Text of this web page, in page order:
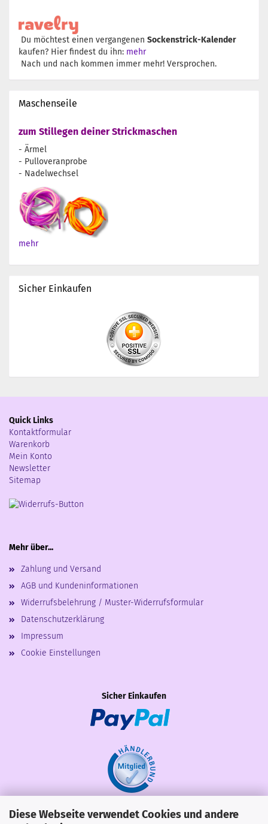
Diese Webseite verwendet Cookies und andere
Du möchtest einen vergangenen Sockenstrick-Kalender
kaufen? Hier findest du ihn: mehr
Nach und nach kommen immer mehr! Versprochen.
Maschenseile
zum Stillegen deiner Strickmaschen
- Ärmel
- Pulloveranprobe
- Nadelwechsel
mehr
Sicher Einkaufen
Quick Links
Kontaktformular
Warenkorb
Mein Konto
Newsletter
Sitemap
Mehr über...
Zahlung und Versand
AGB und Kundeninformationen
Widerrufsbelehrung / Muster-Widerrufsformular
Datenschutzerklärung
Impressum
Cookie Einstellungen
Sicher Einkaufen
Share